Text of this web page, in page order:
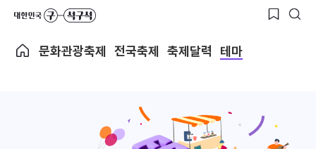
문화관광축제 전국축제 축제달력 테마